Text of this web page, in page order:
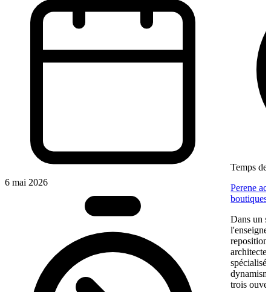
6 mai 2026
Temps de
Perene
boutiques
Dans un
l'enseigne
spécialisé
trois